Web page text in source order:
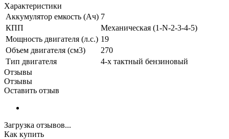
Характеристики
Аккумулятор емкость (Ач) 7
КПП
Механическая (1-N-2-3-4-5)
Мощность двигателя (л.с.) 19
Объем двигателя (см3)
270
Тип двигателя
4-х тактный бензиновый
Отзывы
Отзывы
Оставить отзыв
Загрузка отзывов...
Как купить